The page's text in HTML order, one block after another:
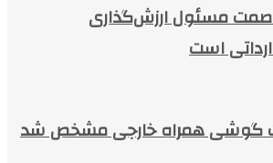
صمت مسئول ارزش‌گذاری
است
گوشی همراه خارجی مشخص شد